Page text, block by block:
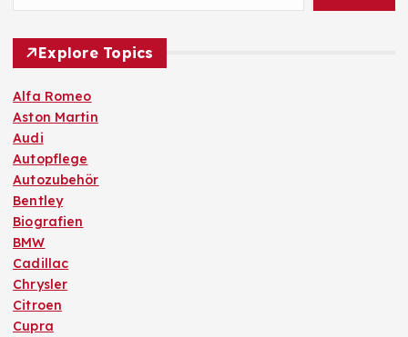
Explore Topics
Alfa Romeo
Aston Martin
Audi
Autopflege
Autozubehör
Bentley
Biografien
BMW
Cadillac
Chrysler
Citroen
Cupra